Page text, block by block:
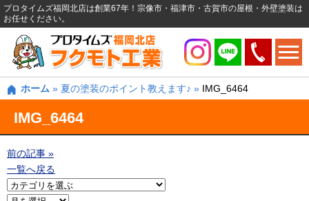
プロタイムズ福岡北店は創業67年！宗像市・福津市・古賀市の屋根・外壁塗装は
お任せください。
ホーム » 夏の塗装のポイント教えます♪ » IMG_6464
IMG_6464
前の記事 »
一覧へ戻る